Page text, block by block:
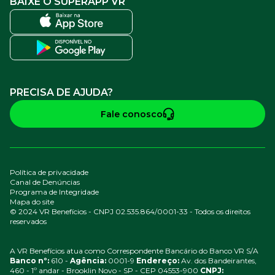
PRECISA DE AJUDA?
Fale conosco
© 2024 VR Benefícios - CNPJ 02.535.864/0001-33 - Todos os direitos
reservados
Política de privacidade
Canal de Denúncias
Programa de Integridade
Mapa do site
A VR Benefícios atua como Correspondente Bancário do Banco VR S/A
Banco nº: 610 - Agência: 0001-9 Endereço: Av. dos Bandeirantes,
460 - 1º andar - Brooklin Novo - SP - CEP 04553-900 CNPJ: